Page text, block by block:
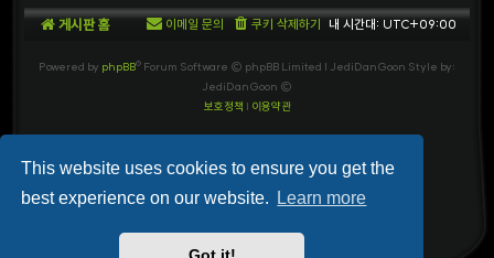
This website uses cookies to ensure you get the
best experience on our website.
Learn more
게시판 홈 내 시간대: UTC+09:00
쿠키 삭제하기
이메일 문의
Powered by phpBB® Forum Software © phpBB Limited | JediDanGoon Style by:
JediDanGoon ©
보호정책 | 이용약관